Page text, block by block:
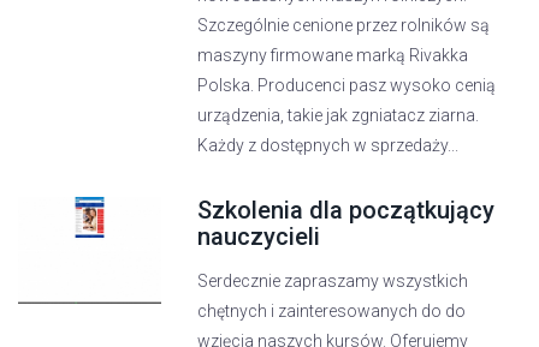
Szczególnie cenione przez rolników są
maszyny firmowane marką Rivakka
Polska. Producenci pasz wysoko cenią
urządzenia, takie jak zgniatacz ziarna.
Każdy z dostępnych w sprzedaży...
Szkolenia dla początkujący
nauczycieli
Serdecznie zapraszamy wszystkich
chętnych i zainteresowanych do do
wzięcia naszych kursów. Oferujemy